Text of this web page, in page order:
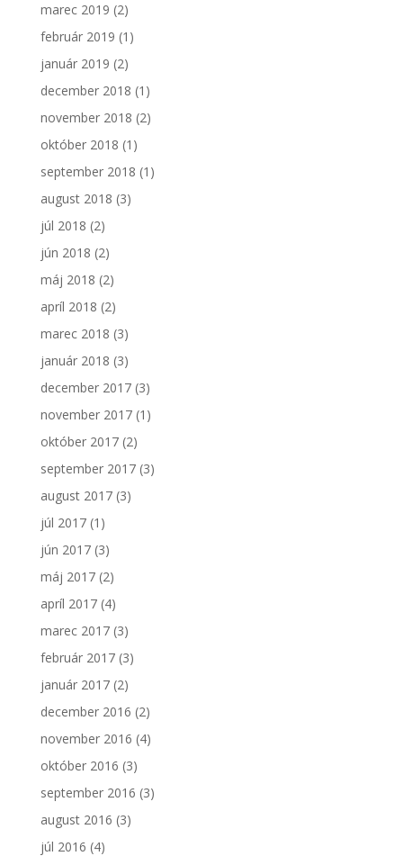
marec 2019 (2)
február 2019 (1)
január 2019 (2)
december 2018 (1)
november 2018 (2)
október 2018 (1)
september 2018 (1)
august 2018 (3)
júl 2018 (2)
jún 2018 (2)
máj 2018 (2)
apríl 2018 (2)
marec 2018 (3)
január 2018 (3)
december 2017(3)
november 2017(1)
október 2017(2)
september 2017(3)
august 2017(3)
júl 2017(1)
jún 2017(3)
máj 2017(2)
apríl 2017(4)
marec 2017(3)
február 2017(3)
január 2017(2)
december 2016 (2)
november 2016 (4)
október 2016 (3)
september 2016 (3)
august 2016 (3)
júl 2016 (4)